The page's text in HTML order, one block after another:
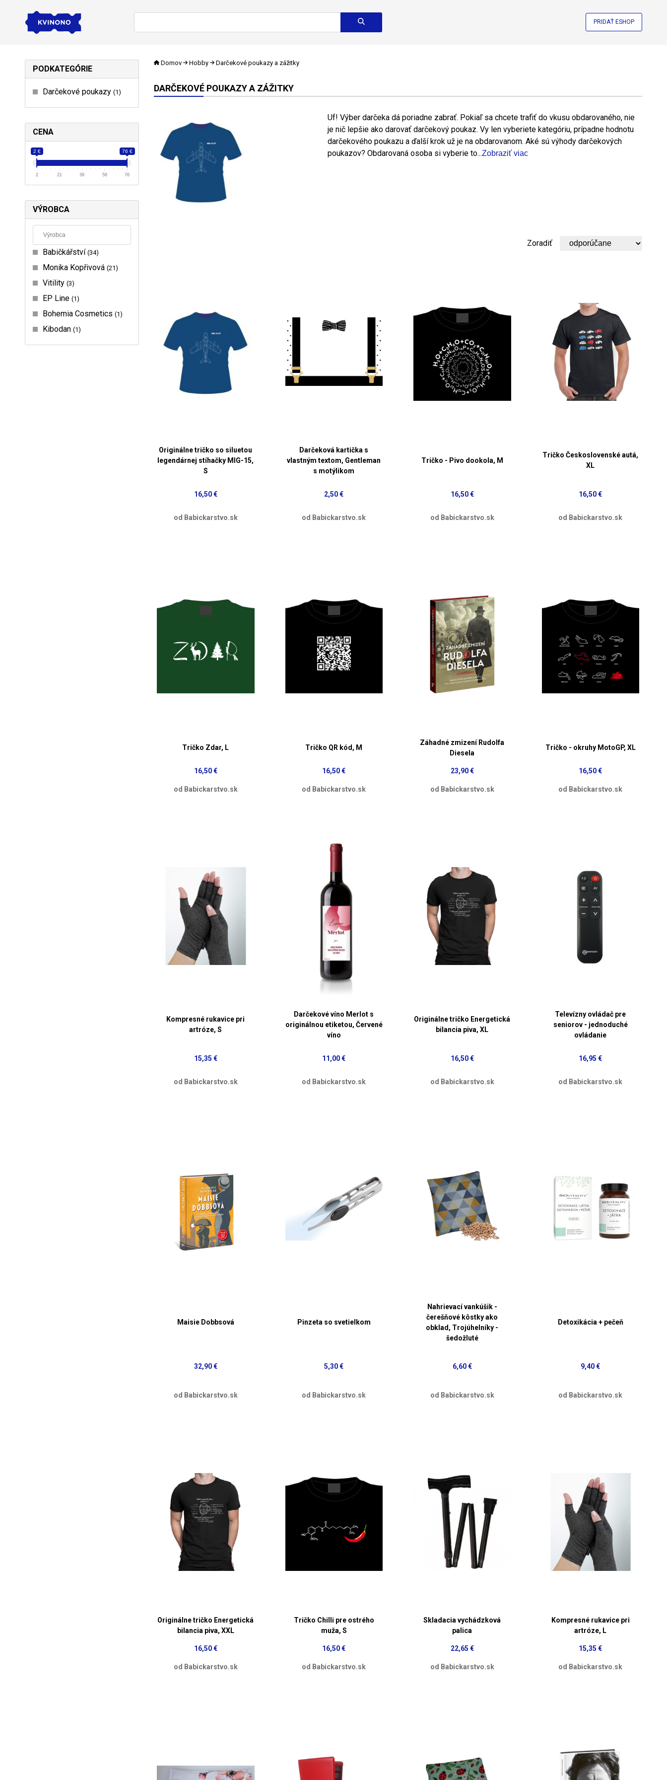
PRIDAŤ ESHOP
PODKATEGÓRIE
Darčekové poukazy 1
CENA
2 € 76 €
2 21 39 58 76
VÝROBCA
Babičkářství 34
Monika Kopřivová 21
Vitility 3
EP Line 1
Bohemia Cosmetics 1
Kibodan 1
Domov Hobby Darčekové poukazy a zážitky
DARČEKOVÉ POUKAZY A ZÁŽITKY
Uf! Výber darčeka dá poriadne zabrať. Pokiaľ sa chcete trafiť do vkusu obdarovaného, nie
je nič lepšie ako darovať darčekový poukaz. Vy len vyberiete kategóriu, prípadne hodnotu
darčekového poukazu a ďalší krok už je na obdarovanom. Aké sú výhody darčekových
poukazov? Obdarovaná osoba si vyberie to...Zobraziť viac
Zoradiť
Originálne tričko so siluetou
legendárnej stíhačky MIG-15,
S
16,50 €
od Babickarstvo.sk
Darčeková kartička s
vlastným textom, Gentleman
s motýlikom
2,50 €
od Babickarstvo.sk
Tričko - Pivo dookola, M
16,50 €
od Babickarstvo.sk
Tričko Československé autá,
XL
16,50 €
od Babickarstvo.sk
Tričko Zdar, L
16,50 €
od Babickarstvo.sk
Tričko QR kód, M
16,50 €
od Babickarstvo.sk
Záhadné zmizení Rudolfa
Diesela
23,90 €
od Babickarstvo.sk
Tričko - okruhy MotoGP, XL
16,50 €
od Babickarstvo.sk
Kompresné rukavice pri
artróze, S
15,35 €
od Babickarstvo.sk
Darčekové víno Merlot s
originálnou etiketou, Červené
víno
11,00 €
od Babickarstvo.sk
Originálne tričko Energetická
bilancia piva, XL
16,50 €
od Babickarstvo.sk
Televízny ovládač pre
seniorov - jednoduché
ovládanie
16,95 €
od Babickarstvo.sk
Maisie Dobbsová
32,90 €
od Babickarstvo.sk
Pinzeta so svetielkom
5,30 €
od Babickarstvo.sk
Nahrievací vankúšik -
čerešňové kôstky ako
obklad, Trojúhelníky -
šedožluté
6,60 €
od Babickarstvo.sk
Detoxikácia + pečeň
9,40 €
od Babickarstvo.sk
Originálne tričko Energetická
bilancia piva, XXL
16,50 €
od Babickarstvo.sk
Tričko Chilli pre ostrého
muža, S
16,50 €
od Babickarstvo.sk
Skladacia vychádzková
palica
22,65 €
od Babickarstvo.sk
Kompresné rukavice pri
artróze, L
15,35 €
od Babickarstvo.sk